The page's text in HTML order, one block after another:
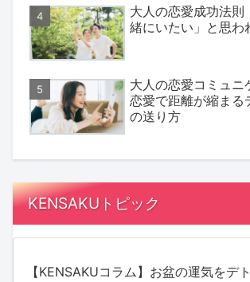
大人の恋愛成功法則
緒にいたい」と思わ
大人の恋愛コミュニ
恋愛で距離が縮まる
の送り方
KENSAKUトピック
【KENSAKUコラム】お盆の運気をデ